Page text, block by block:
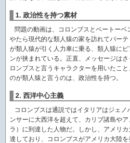
1. 政治性を持つ素材
問題の動画は、コロンブスとベートー
やたら現代的な類人猿の家を訪れてパー
が類人猿が引く人力車に乗る、類人猿に
ンが挟まれている。正直、メッセージは
ロンブスと言うキャラクターを用いたこ
のが類人猿と言うのは、政治性を持つ。
2. 西洋中心主義
コロンブスは通説ではイタリアはジェ
ンサーに大西洋を超えて、カリブ諸島や
ラ）に到達した人物だ。しかし、アメリ
達しており、コロンブスがアメリカ大陸